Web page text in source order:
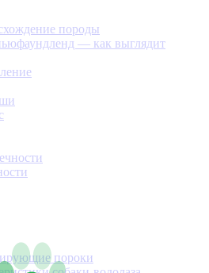
породы
— как выглядит
пороки